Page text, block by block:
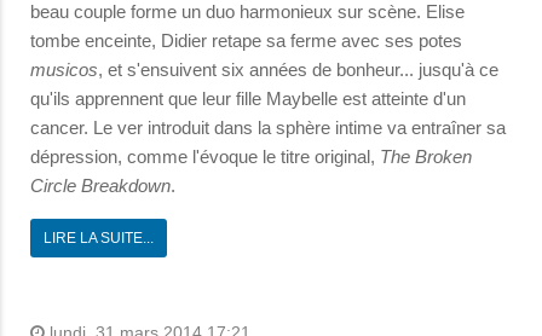
beau couple forme un duo harmonieux sur scène. Elise
tombe enceinte, Didier retape sa ferme avec ses potes
musicos, et s'ensuivent six années de bonheur... jusqu'à ce
qu'ils apprennent que leur fille Maybelle est atteinte d'un
cancer. Le ver introduit dans la sphère intime va entraîner sa
dépression, comme l'évoque le titre original, The Broken
Circle Breakdown.
LIRE LA SUITE...